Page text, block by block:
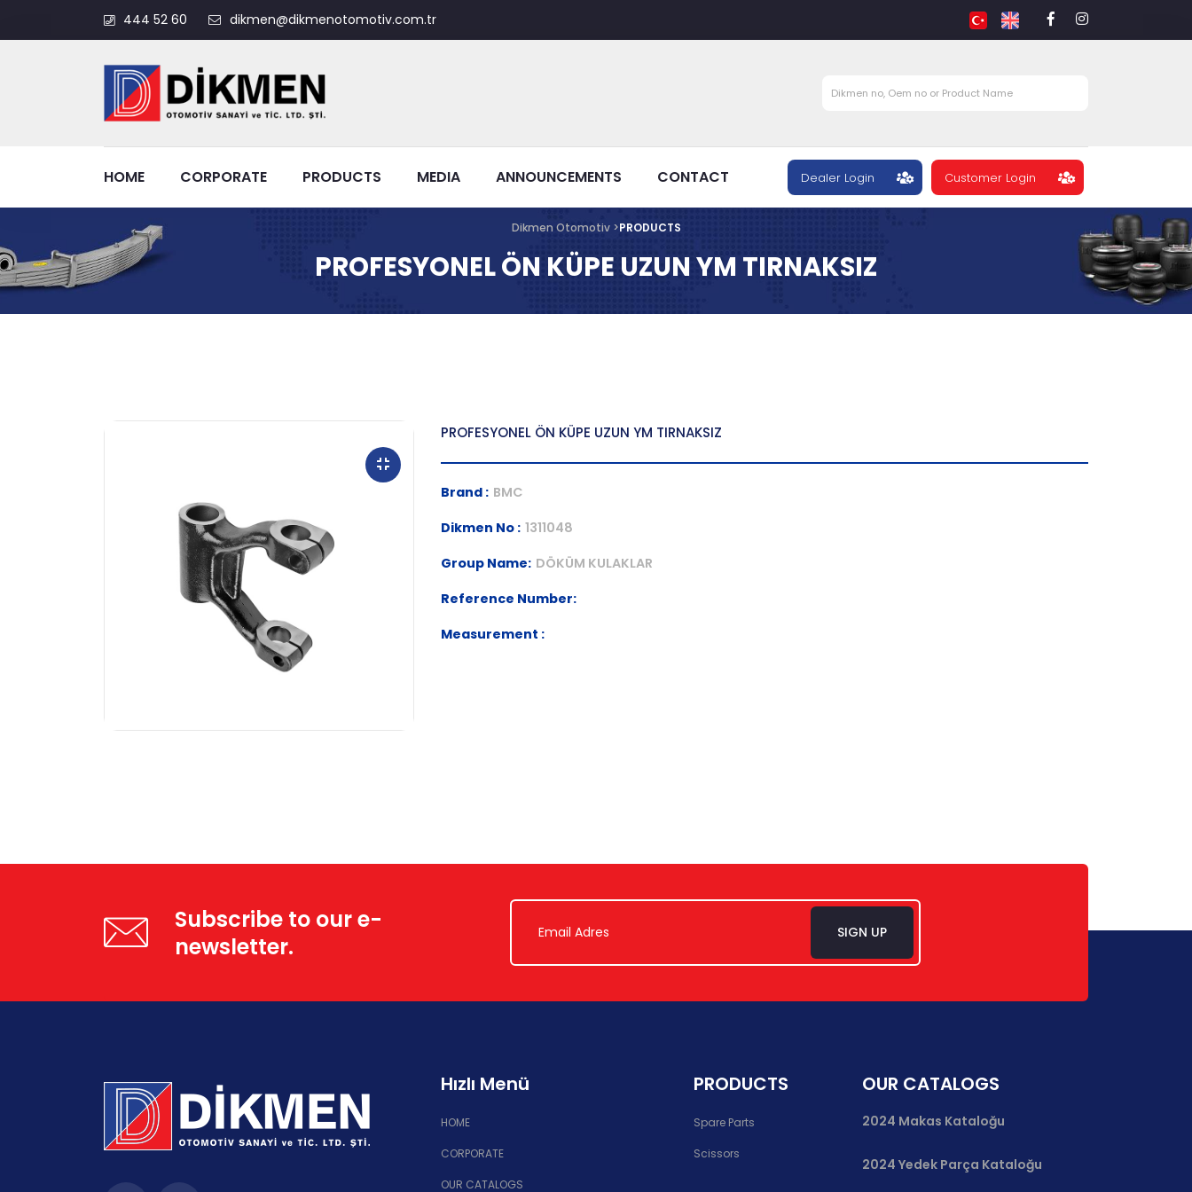
444 52 60 dikmen@dikmenotomotiv.com.tr
HOME CORPORATE PRODUCTS MEDIA ANNOUNCEMENTS CONTACT Dealer Login Customer Login
Dikmen Otomotiv >PRODUCTS
PROFESYONEL ÖN KÜPE UZUN YM TIRNAKSIZ
PROFESYONEL ÖN KÜPE UZUN YM TIRNAKSIZ
Brand : BMC
Dikmen No : 1311048
Group Name: DÖKÜM KULAKLAR
Reference Number:
Measurement :
Subscribe to our e-
newsletter.
SIGN UP
Hızlı Menü
HOME
CORPORATE
OUR CATALOGS
PRODUCTS
Spare Parts
Scissors
OUR CATALOGS
2024 Makas Kataloğu
2024 Yedek Parça Kataloğu